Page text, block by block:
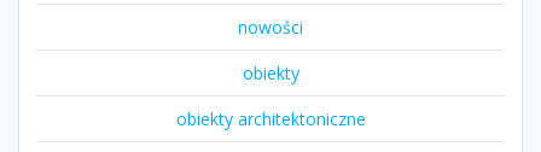
nowości
obiekty
obiekty architektoniczne